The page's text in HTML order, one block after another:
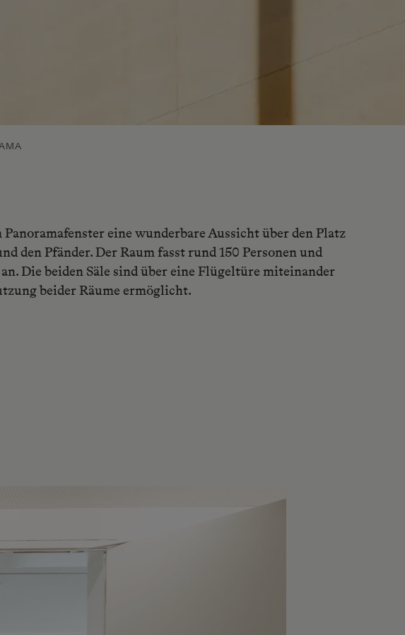
eine wunderbare Aussicht über den Platz
den Pfänder. Der Raum fasst rund 150 Personen und
Die beiden Säle sind über eine Flügeltüre miteinander
beider Räume ermöglicht.